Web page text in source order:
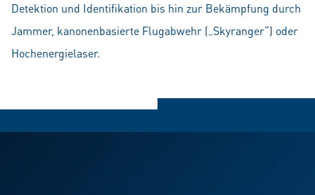
Detektion und Identifikation bis hin zur Bekämpfung durch
Jammer, kanonenbasierte Flugabwehr („Skyranger“) oder
Hochenergielaser.